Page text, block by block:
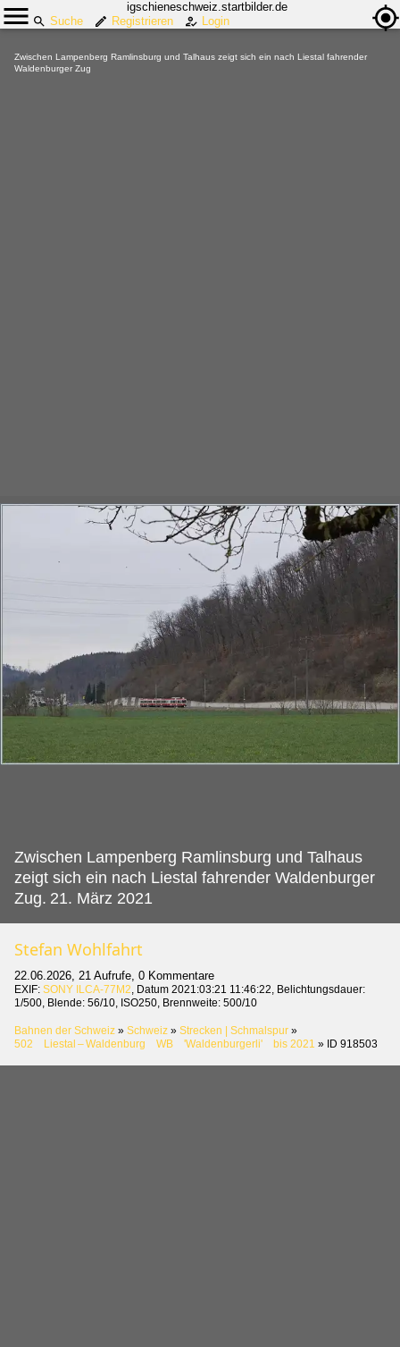
igschieneschweiz.startbilder.de
Suche
Registrieren Login
Zwischen Lampenberg Ramlinsburg und Talhaus zeigt sich ein nach Liestal fahrender
Waldenburger Zug
Zwischen Lampenberg Ramlinsburg und Talhaus
zeigt sich ein nach Liestal fahrender Waldenburger
Zug. 21. März 2021
Stefan Wohlfahrt
22.06.2026, 21 Aufrufe, 0 Kommentare
EXIF: SONY ILCA-77M2 , Datum 2021:03:21 11:46:22, Belichtungsdauer:
1/500, Blende: 56/10, ISO250, Brennweite: 500/10
Bahnen der Schweiz » Schweiz » Strecken | Schmalspur »
502 Liestal – Waldenburg WB 'Waldenburgerli' bis 2021 » ID 918503